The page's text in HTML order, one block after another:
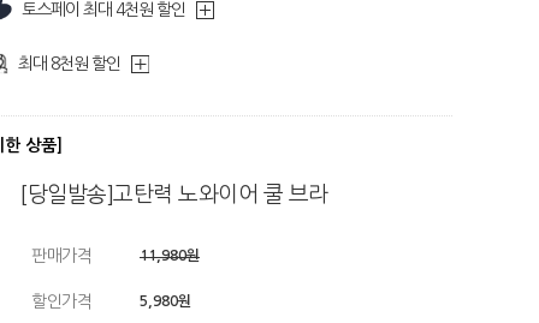
토스페이 최대 4천원 할인
최대 8천원 할인
상품]
[당일발송]고탄력 노와이어 쿨 브라
판매가격 11,980원
할인가격 5,980원